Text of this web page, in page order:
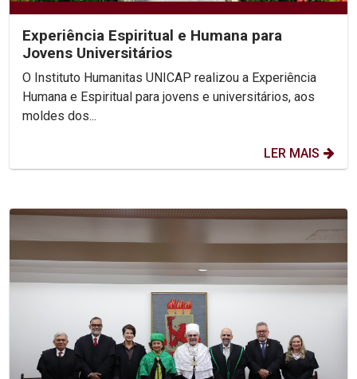
Experiência Espiritual e Humana para
Jovens Universitários
O Instituto Humanitas UNICAP realizou a Experiência
Humana e Espiritual para jovens e universitários, aos
moldes dos...
LER MAIS